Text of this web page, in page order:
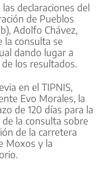
declaraciones del
de Pueblos
Adolfo Chávez,
la consulta se
dando lugar a
los resultados.
en el TIPNIS,
Evo Morales, la
de 120 días para la
la consulta sobre
de la carretera
Moxos y la